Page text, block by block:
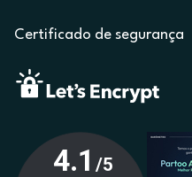
Certificado de segurança